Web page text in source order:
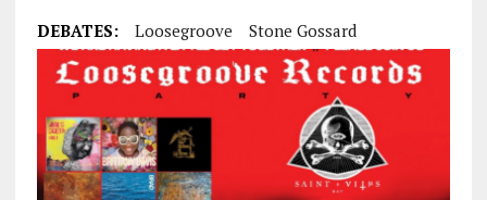
DEBATES: Loosegroove Stone Gossard